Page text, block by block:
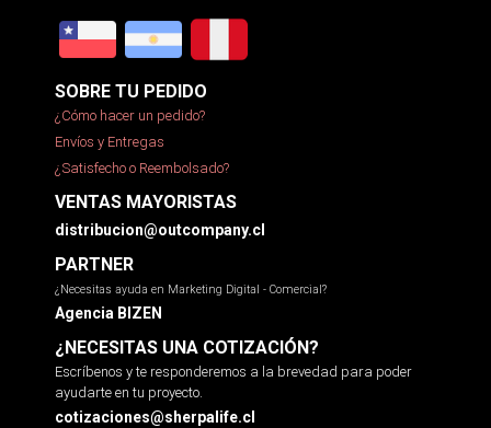
SOBRE TU PEDIDO
¿Cómo hacer un pedido?
Envíos y Entregas
¿Satisfecho o Reembolsado?
VENTAS MAYORISTAS
distribucion@outcompany.cl
PARTNER
¿Necesitas ayuda en Marketing Digital - Comercial?
Agencia BIZEN
¿NECESITAS UNA COTIZACIÓN?
Escríbenos y te responderemos a la brevedad para poder
ayudarte en tu proyecto.
cotizaciones@sherpalife.cl